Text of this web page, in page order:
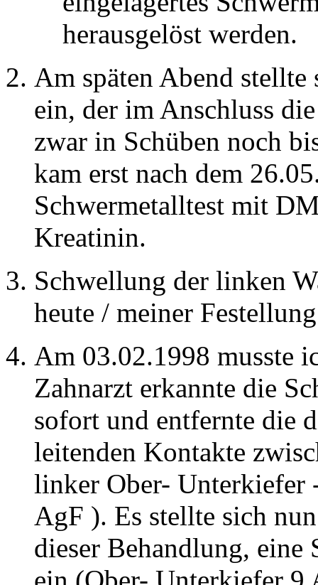
herausgelöst werden.
Am späten Abend
ein, der im Anschluss
zwar in Schüben noch
kam erst nach dem
Schwermetalltest mit
Kreatinin.
Schwellung der linken
heute / meiner
Am 03.02.1998 musste
Zahnarzt erkannte die
sofort und entfernte die
leitenden Kontakte
linker Ober- Unterkiefer
AgF ). Es stellte sich
dieser Behandlung, eine